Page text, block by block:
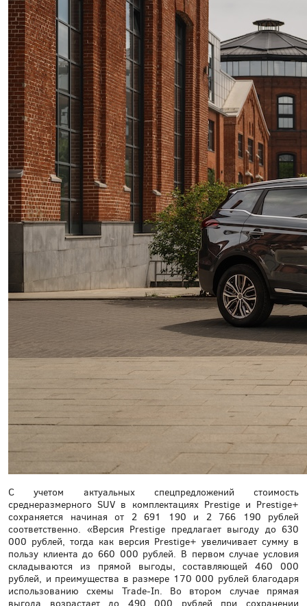
С учетом актуальных спецпредложений стоимость
среднеразмерного SUV в комплектациях Prestige и Prestige+
сохраняется начиная от 2 691 190 и 2 766 190 рублей
соответственно. «Версия Prestige предлагает выгоду до 630
000 рублей, тогда как версия Prestige+ увеличивает сумму в
пользу клиента до 660 000 рублей. В первом случае условия
складываются из прямой выгоды, составляющей 460 000
рублей, и преимущества в размере 170 000 рублей благодаря
использованию схемы Trade-In. Во втором случае прямая
выгода возрастает до 490 000 рублей при сохранении